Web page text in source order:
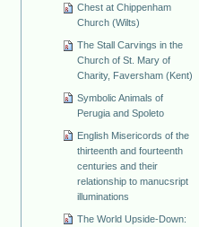
Chest at Chippenham
Church (Wilts)
The Stall Carvings in the
Church of St. Mary of
Charity, Faversham (Kent)
Symbolic Animals of
Perugia and Spoleto
English Misericords of the
thirteenth and fourteenth
centuries and their
relationship to manucsript
illuminations
The World Upside-Down: